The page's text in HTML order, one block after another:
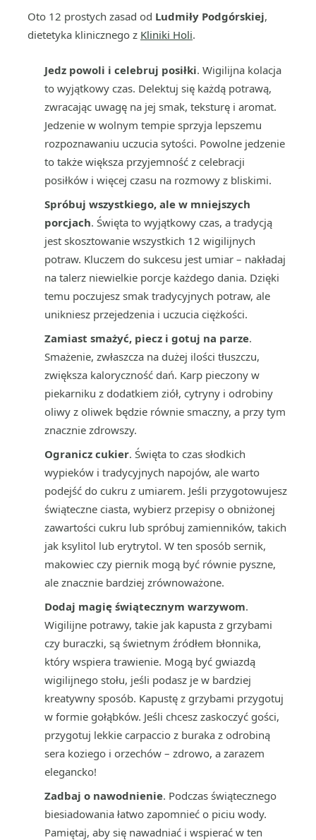
Oto 12 prostych zasad od Ludmiły Podgórskiej,
dietetyka klinicznego z Kliniki Holi.
Jedz powoli i celebruj posiłki. Wigilijna kolacja
to wyjątkowy czas. Delektuj się każdą potrawą,
zwracając uwagę na jej smak, teksturę i aromat.
Jedzenie w wolnym tempie sprzyja lepszemu
rozpoznawaniu uczucia sytości. Powolne jedzenie
to także większa przyjemność z celebracji
posiłków i więcej czasu na rozmowy z bliskimi.
Spróbuj wszystkiego, ale w mniejszych
porcjach. Święta to wyjątkowy czas, a tradycją
jest skosztowanie wszystkich 12 wigilijnych
potraw. Kluczem do sukcesu jest umiar – nakładaj
na talerz niewielkie porcje każdego dania. Dzięki
temu poczujesz smak tradycyjnych potraw, ale
unikniesz przejedzenia i uczucia ciężkości.
Zamiast smażyć, piecz i gotuj na parze.
Smażenie, zwłaszcza na dużej ilości tłuszczu,
zwiększa kaloryczność dań. Karp pieczony w
piekarniku z dodatkiem ziół, cytryny i odrobiny
oliwy z oliwek będzie równie smaczny, a przy tym
znacznie zdrowszy.
Ogranicz cukier. Święta to czas słodkich
wypieków i tradycyjnych napojów, ale warto
podejść do cukru z umiarem. Jeśli przygotowujesz
świąteczne ciasta, wybierz przepisy o obniżonej
zawartości cukru lub spróbuj zamienników, takich
jak ksylitol lub erytrytol. W ten sposób sernik,
makowiec czy piernik mogą być równie pyszne,
ale znacznie bardziej zrównoważone.
Dodaj magię świątecznym warzywom.
Wigilijne potrawy, takie jak kapusta z grzybami
czy buraczki, są świetnym źródłem błonnika,
który wspiera trawienie. Mogą być gwiazdą
wigilijnego stołu, jeśli podasz je w bardziej
kreatywny sposób. Kapustę z grzybami przygotuj
w formie gołąbków. Jeśli chcesz zaskoczyć gości,
przygotuj lekkie carpaccio z buraka z odrobiną
sera koziego i orzechów – zdrowo, a zarazem
elegancko!
Zadbaj o nawodnienie. Podczas świątecznego
biesiadowania łatwo zapomnieć o piciu wody.
Pamiętaj, aby się nawadniać i wspierać w ten